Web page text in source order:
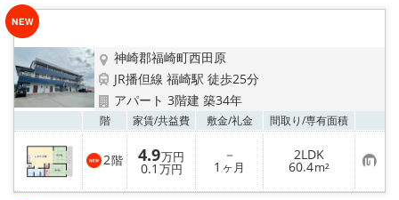
り
神崎郡福崎町西田原
JR播但線 福崎駅 徒歩25分
アパート 3階建 築34年
階 家賃/共益費 敷金/礼金 間取り/専有面積
2階 4.9万円
0.1 万円
－
1 ヶ月
2LDK
60.4m² お
気
に